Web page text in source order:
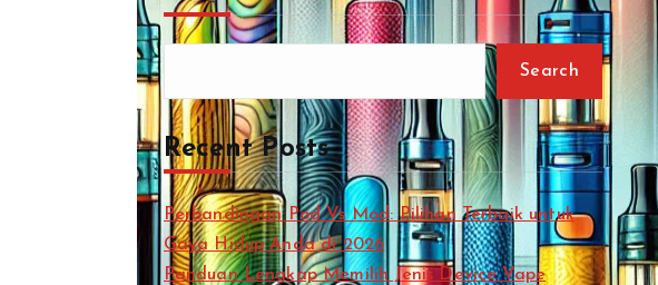
Search
Recent Posts
Perbandingan Pod Vs Mod: Pilihan Terbaik untuk
Gaya Hidup Anda di 2026
Panduan Lengkap Memilih Jenis Device Vape